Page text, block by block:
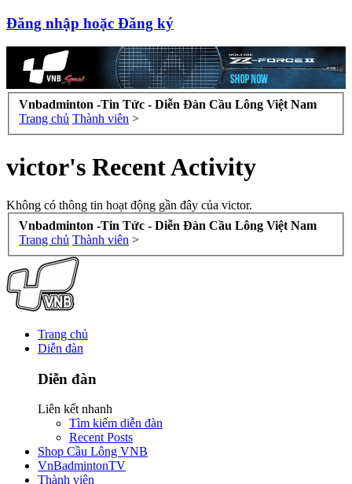
Đăng nhập hoặc Đăng ký
Vnbadminton -Tin Tức - Diễn Đàn Cầu Lông Việt Nam
Trang chủ Thành viên >
victor's Recent Activity
Không có thông tin hoạt động gần đây của victor.
Vnbadminton -Tin Tức - Diễn Đàn Cầu Lông Việt Nam
Trang chủ Thành viên >
Trang chủ
Diễn đàn
Diễn đàn
Liên kết nhanh
Tìm kiếm diễn đàn
Recent Posts
Shop Cầu Lông VNB
VnBadmintonTV
Thành viên